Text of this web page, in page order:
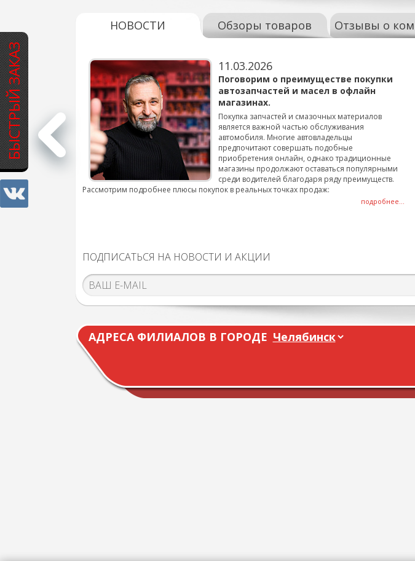
БЫСТРЫЙ ЗАКАЗ
НОВОСТИ Обзоры товаров Отзывы о
для
смены шин на
подробнее...
11.03.2026
Поговорим о преимуществе покупки
автозапчастей и масел в офлайн
магазинах.
Покупка запчастей и смазочных материалов
является важной частью обслуживания
автомобиля. Многие автовладельцы
предпочитают совершать подобные
приобретения онлайн, однако традиционные
магазины продолжают оставаться популярными
среди водителей благодаря ряду преимуществ.
Рассмотрим подробнее плюсы покупок в реальных точках продаж:
подробнее...
ПОДПИСАТЬСЯ НА НОВОСТИ И АКЦИИ
АДРЕСА ФИЛИАЛОВ В ГОРОДЕ